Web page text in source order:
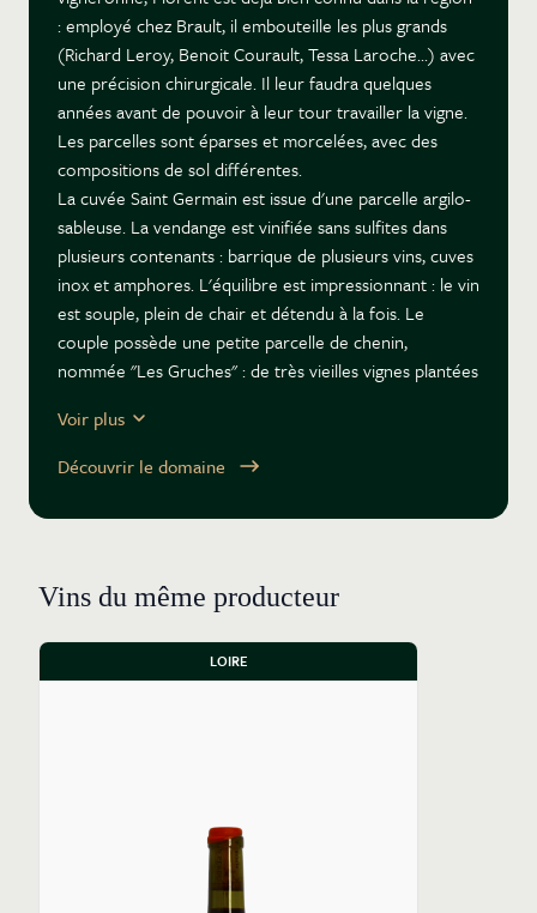
: employé chez Brault, il embouteille les plus grands
(Richard Leroy, Benoit Courault, Tessa Laroche...) avec
une précision chirurgicale. Il leur faudra quelques
années avant de pouvoir à leur tour travailler la vigne.
Les parcelles sont éparses et morcelées, avec des
compositions de sol différentes.
La cuvée Saint Germain est issue d'une parcelle argilo-
sableuse. La vendange est vinifiée sans sulfites dans
plusieurs contenants : barrique de plusieurs vins, cuves
inox et amphores. L'équilibre est impressionnant : le vin
est souple, plein de chair et détendu à la fois. Le
couple possède une petite parcelle de chenin,
nommée "Les Gruches" : de très vieilles vignes plantées
mains avec les plus grands chenins d'Anjou.
Voir plus
Découvrir le domaine
Vins du même producteur
LOIRE